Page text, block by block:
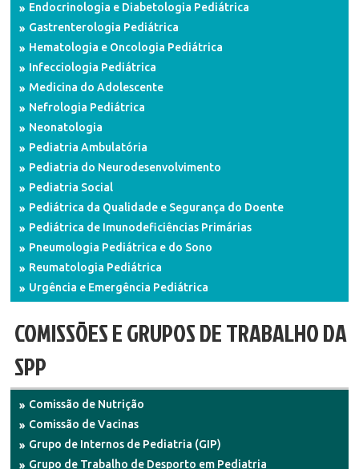
Endocrinologia e Diabetologia Pediátrica
Gastrenterologia Pediátrica
Hematologia e Oncologia Pediátrica
Infecciologia Pediátrica
Medicina do Adolescente
Nefrologia Pediátrica
Neonatologia
Pediatria Ambulatória
Pediatria do Neurodesenvolvimento
Pediatria Social
Pediátrica da Qualidade e Segurança do Doente
Pediátrica de Imunodeficiências Primárias
Pneumologia Pediátrica e do Sono
Reumatologia Pediátrica
Urgência e Emergência Pediátrica
COMISSÕES E GRUPOS DE TRABALHO DA
SPP
Comissão de Nutrição
Comissão de Vacinas
Grupo de Internos de Pediatria (GIP)
Grupo de Trabalho de Desporto em Pediatria